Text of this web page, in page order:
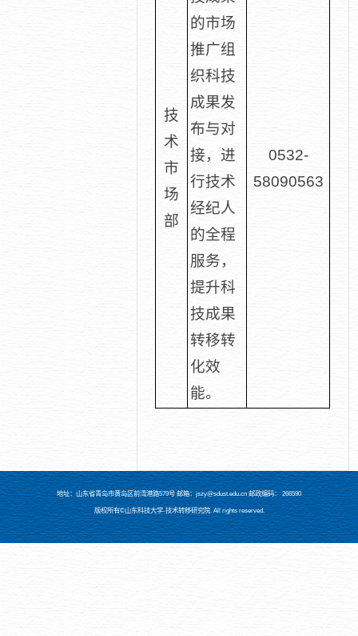
技
术
市
场
部
的市场
推广组
织科技
成果发
布与对
接，进
行技术
经纪人
的全程
服务，
提升科
技成果
转移转
化效
能。
0532-
58090563
地址：山东省青岛市黄岛区前湾港路579号 邮箱：jszy@sdust.edu.cn 邮政编码： 266590
版权所有©山东科技大学-技术转移研究院. All rights reserved.